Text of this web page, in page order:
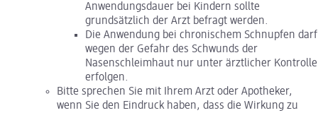
Anwendungsdauer bei Kindern sollte
grundsätzlich der Arzt befragt werden.
Die Anwendung bei chronischem Schnupfen darf
wegen der Gefahr des Schwunds der
Nasenschleimhaut nur unter ärztlicher Kontrolle
erfolgen.
Bitte sprechen Sie mit Ihrem Arzt oder Apotheker,
wenn Sie den Eindruck haben, dass die Wirkung zu